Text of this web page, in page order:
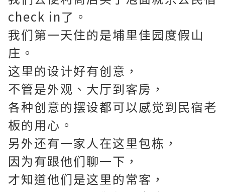
check in了。
我们第一天住的是埔里佳园度假山
庄。
这里的设计好有创意，
不管是外观、大厅到客房，
各种创意的摆设都可以感觉到民宿老
板的用心。
另外还有一家人在这里包栋，
因为有跟他们聊一下，
才知道他们是这里的常客，